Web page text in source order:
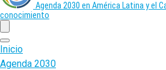
Agenda 2030 en América Latina y el
conocimiento
menu
Inicio
Agenda 2030